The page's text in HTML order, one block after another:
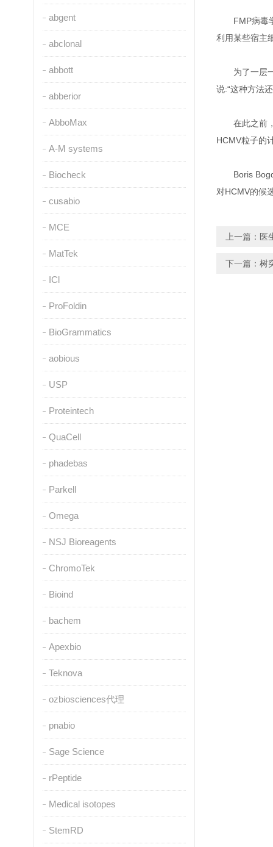
abgent
abclonal
abbott
abberior
AbboMax
A-M systems
Biocheck
cusabio
MCE
MatTek
ICl
ProFoldin
BioGrammatics
aobious
USP
Proteintech
QuaCell
phadebas
Parkell
Omega
NSJ Bioreagents
ChromoTek
Bioind
bachem
Apexbio
Teknova
ozbiosciences代理
pnabio
Sage Science
rPeptide
Medical isotopes
StemRD
FMP病毒
利用某些宿主
为了一层
说:“这种方法
在此之前
HCMV粒子的
Boris
对HCMV的候
上一篇： 医
下一篇： 树